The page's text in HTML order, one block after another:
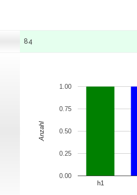
84
h1
0.00
0.25
0.50
0.75
1.00
Anzahl